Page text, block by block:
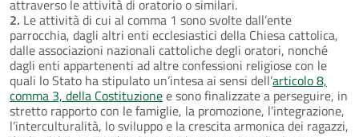
attraverso le attività di oratorio o similari.
2. Le attività di cui al comma 1 sono svolte dall’ente
parrocchia, dagli altri enti ecclesiastici della Chiesa cattolica,
dalle associazioni nazionali cattoliche degli oratori, nonché
dagli enti appartenenti ad altre confessioni religiose con le
quali lo Stato ha stipulato un’intesa ai sensi dell’articolo 8,
comma 3, della Costituzionee sono finalizzate a perseguire, in
stretto rapporto con le famiglie, la promozione, l’integrazione,
l’interculturalità, lo sviluppo e la crescita armonica dei ragazzi,